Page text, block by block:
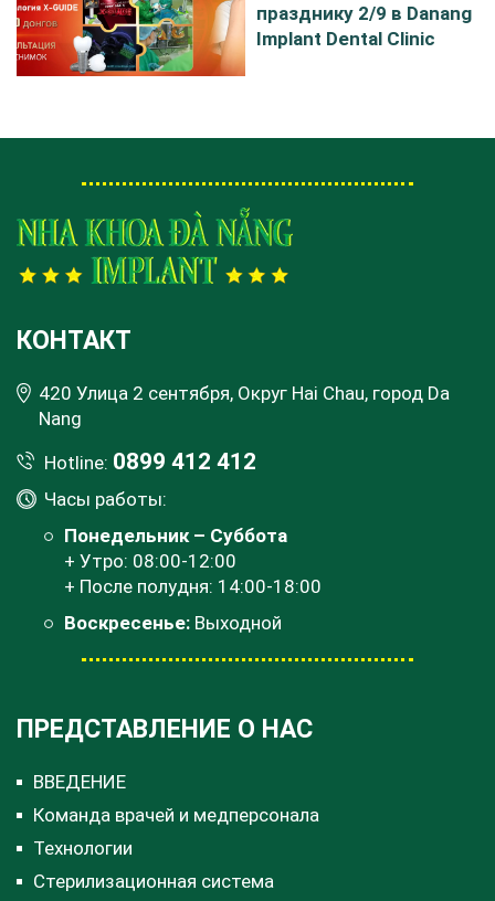
празднику 2/9 в Danang
Implant Dental Clinic
КОНТАКТ
420 Улица 2 сентября, Округ Hai Chau, город Da
Nang
Hotline: 0899 412 412
Часы работы:
Понедельник – Суббота
+ Утро: 08:00-12:00
+ После полудня: 14:00-18:00
Воскресенье: Выходной
ПРЕДСТАВЛЕНИЕ О НАС
ВВЕДЕНИЕ
Команда врачей и медперсонала
Технологии
Стерилизационная система